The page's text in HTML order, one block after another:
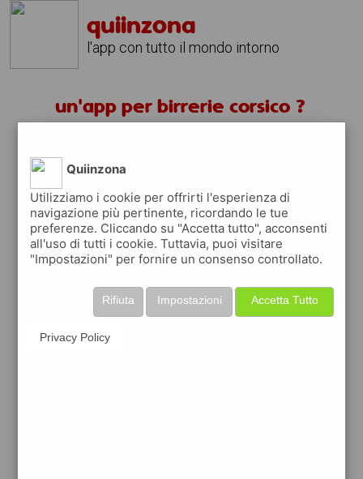
quiinzona
l'app con tutto il mondo intorno
un'app per birrerie corsico ?
quiinzona è una app
gratuita
che ti aiuta se cerchi 'un'app per birrerie
corsico ?' e che ti premia ogni volta che la
usi
raccogli punti da convertire inbuoni sconto
o gift card
per fare la spesa, fare
Quiinzona
Utilizziamo i cookie per offrirti l'esperienza di
navigazione più pertinente, ricordando le tue
preferenze. Cliccando su "Accetta tutto", acconsenti
all'uso di tutti i cookie. Tuttavia, puoi visitare
"Impostazioni" per fornire un consenso controllato.
Accetta Tutto
Impostazioni
Rifiuta
Privacy Policy